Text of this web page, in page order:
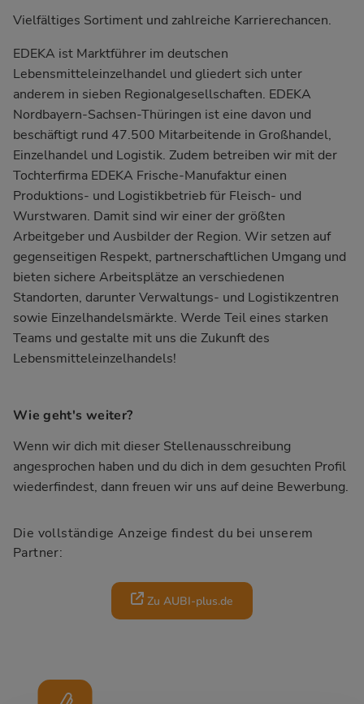
Vielfältiges Sortiment und zahlreiche Karrierechancen.
EDEKA ist Marktführer im deutschen
Lebensmitteleinzelhandel und gliedert sich unter
anderem in sieben Regionalgesellschaften. EDEKA
Nordbayern-Sachsen-Thüringen ist eine davon und
beschäftigt rund 47.500 Mitarbeitende in Großhandel,
Einzelhandel und Logistik. Zudem betreiben wir mit der
Tochterfirma EDEKA Frische-Manufaktur einen
Produktions- und Logistikbetrieb für Fleisch- und
Wurstwaren. Damit sind wir einer der größten
Arbeitgeber und Ausbilder der Region. Wir setzen auf
gegenseitigen Respekt, partnerschaftlichen Umgang und
bieten sichere Arbeitsplätze an verschiedenen
Standorten, darunter Verwaltungs- und Logistikzentren
sowie Einzelhandelsmärkte. Werde Teil eines starken
Teams und gestalte mit uns die Zukunft des
Lebensmitteleinzelhandels!
Wie geht's weiter?
Wenn wir dich mit dieser Stellenausschreibung
angesprochen haben und du dich in dem gesuchten Profil
wiederfindest, dann freuen wir uns auf deine Bewerbung.
Die vollständige Anzeige findest du bei unserem
Partner:
Zu AUBI-plus.de